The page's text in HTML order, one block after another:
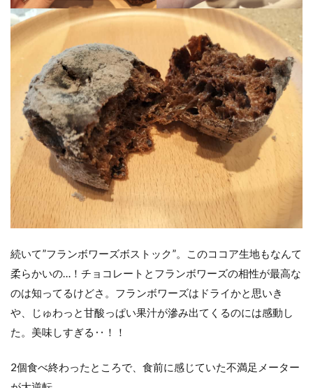
続いて”フランボワーズボストック”。このココア生地もなんて
柔らかいの…！チョコレートとフランボワーズの相性が最高な
のは知ってるけどさ。フランボワーズはドライかと思いき
や、じゅわっと甘酸っぱい果汁が滲み出てくるのには感動し
た。美味しすぎる‥！！
2個食べ終わったところで、食前に感じていた不満足メーター